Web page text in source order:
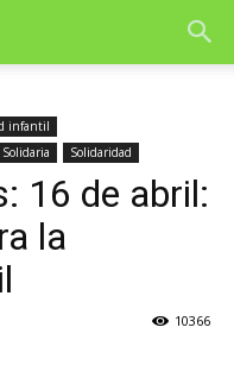
infantil
Solidaridad
16 de abril:
la
10366